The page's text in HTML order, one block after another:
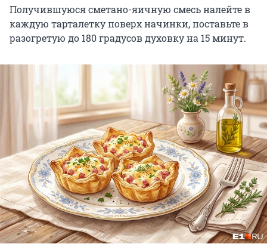
Получившуюся сметано-яичную смесь налейте в
каждую тарталетку поверх начинки, поставьте в
разогретую до 180 градусов духовку на 15 минут.